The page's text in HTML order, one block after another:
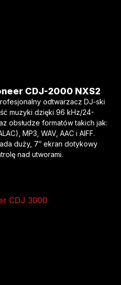
CDJ-2000 NXS2
odtwarzacz DJ-ski
muzyki dzięki 96 kHz/24-
obsłudze formatów takich jak:
MP3, WAV, AAC i AIFF.
duży, 7″ ekran dotykowy
nad utworami.